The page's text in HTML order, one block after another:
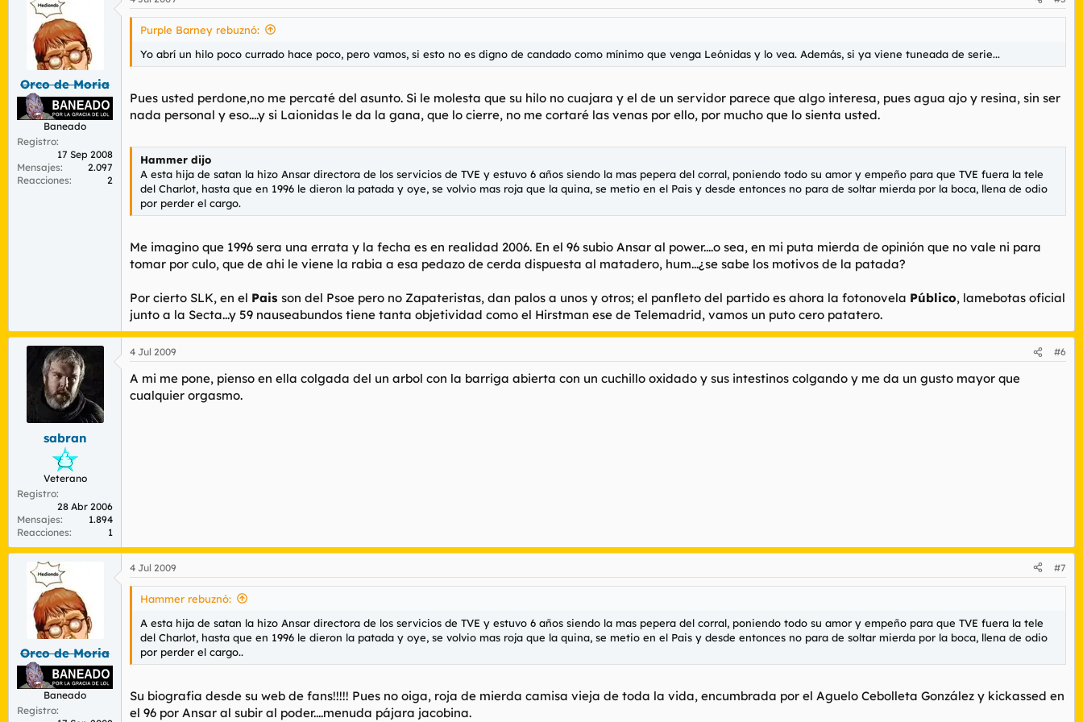
Orco de Moria
Baneado
Registro
17 Sep 2008
Mensajes
2.097
Reacciones
2
Purple Barney rebuznó:
Yo abrí un hilo poco currado hace poco, pero vamos, si esto no es digno de candado como mínimo que venga Leónidas y lo vea. Además, si ya viene tuneada de serie...
Pues usted perdone,no me percaté del asunto. Si le molesta que su hilo no cuajara y el de un servidor parece que algo interesa, pues agua ajo y resina, sin ser
nada personal y eso....y si Laionidas le da la gana, que lo cierre, no me cortaré las venas por ello, por mucho que lo sienta usted.
Hammer dijo
A esta hija de satan la hizo Ansar directora de los servicios de TVE y estuvo 6 años siendo la mas pepera del corral, poniendo todo su amor y empeño para que TVE fuera la tele
del Charlot, hasta que en 1996 le dieron la patada y oye, se volvio mas roja que la quina, se metio en el Pais y desde entonces no para de soltar mierda por la boca, llena de odio
por perder el cargo.
Me imagino que 1996 sera una errata y la fecha es en realidad 2006. En el 96 subio Ansar al power....o sea, en mi puta mierda de opinión que no vale ni para
tomar por culo, que de ahi le viene la rabia a esa pedazo de cerda dispuesta al matadero, hum...¿se sabe los motivos de la patada?
Por cierto SLK, en el Pais son del Psoe pero no Zapateristas, dan palos a unos y otros; el panfleto del partido es ahora la fotonovela Público, lamebotas oficial
junto a la Secta...y 59 nauseabundos tiene tanta objetividad como el Hirstman ese de Telemadrid, vamos un puto cero patatero.
sabran
Veterano
Registro
28 Abr 2006
Mensajes
1.894
Reacciones
1
4 Jul 2009 #6
A mi me pone, pienso en ella colgada del un arbol con la barriga abierta con un cuchillo oxidado y sus intestinos colgando y me da un gusto mayor que
cualquier orgasmo.
Orco de Moria
Baneado
Registro
4 Jul 2009 #7
Hammer rebuznó:
A esta hija de satan la hizo Ansar directora de los servicios de TVE y estuvo 6 años siendo la mas pepera del corral, poniendo todo su amor y empeño para que TVE fuera la tele
del Charlot, hasta que en 1996 le dieron la patada y oye, se volvio mas roja que la quina, se metio en el Pais y desde entonces no para de soltar mierda por la boca, llena de odio
por perder el cargo..
Su biografia desde su web de fans!!!!! Pues no oiga, roja de mierda camisa vieja de toda la vida, encumbrada por el Aguelo Cebolleta González y kickassed en
el 96 por Ansar al subir al poder....menuda pájara jacobina.